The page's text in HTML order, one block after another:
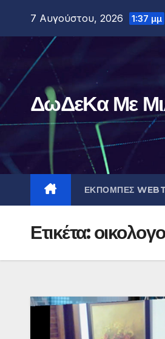
περιεχόμενο
7 Αυγούστου, 2026 1:37 μμ
ΔωΔεΚα Με
ΕΚΠΟΜΠΕΣ
Ετικέτα: